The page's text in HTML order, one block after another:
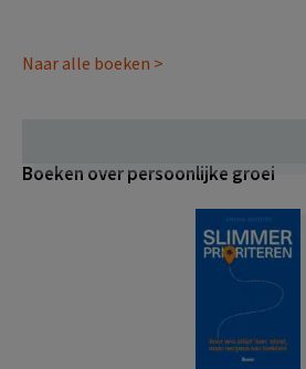
Naar alle boeken >
Boeken over persoonlijke groei